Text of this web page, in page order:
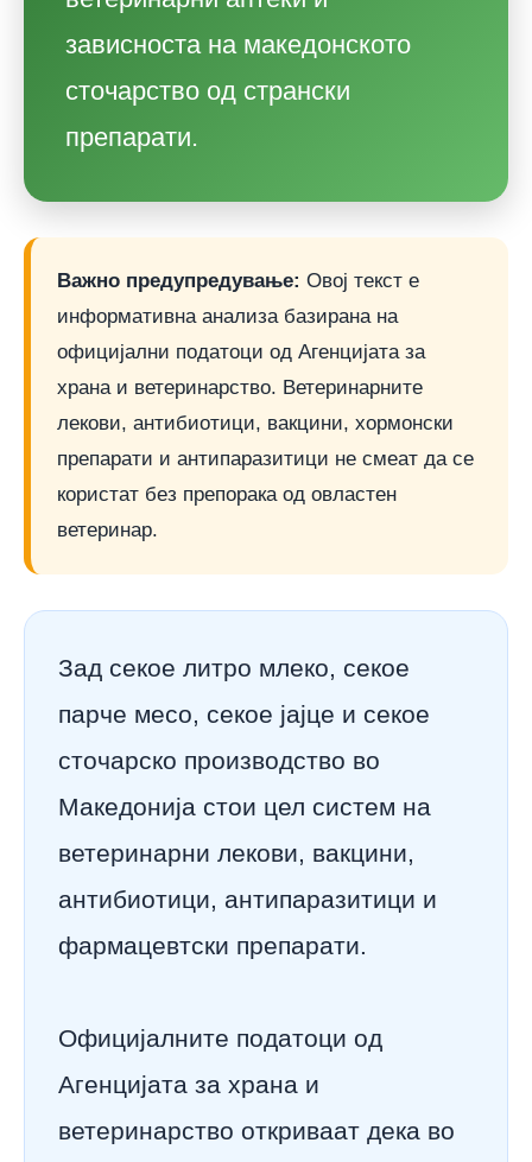
зависноста на македонското
сточарство од странски
препарати.
Важно предупредување: Овој текст е
информативна анализа базирана на
официјални податоци од Агенцијата за
храна и ветеринарство. Ветеринарните
лекови, антибиотици, вакцини, хормонски
препарати и антипаразитици не смеат да се
користат без препорака од овластен
ветеринар.
Зад секое литро млеко, секое
парче месо, секое јајце и секое
сточарско производство во
Македонија стои цел систем на
ветеринарни лекови, вакцини,
антибиотици, антипаразитици и
фармацевтски препарати.
Официјалните податоци од
Агенцијата за храна и
ветеринарство откриваат дека во